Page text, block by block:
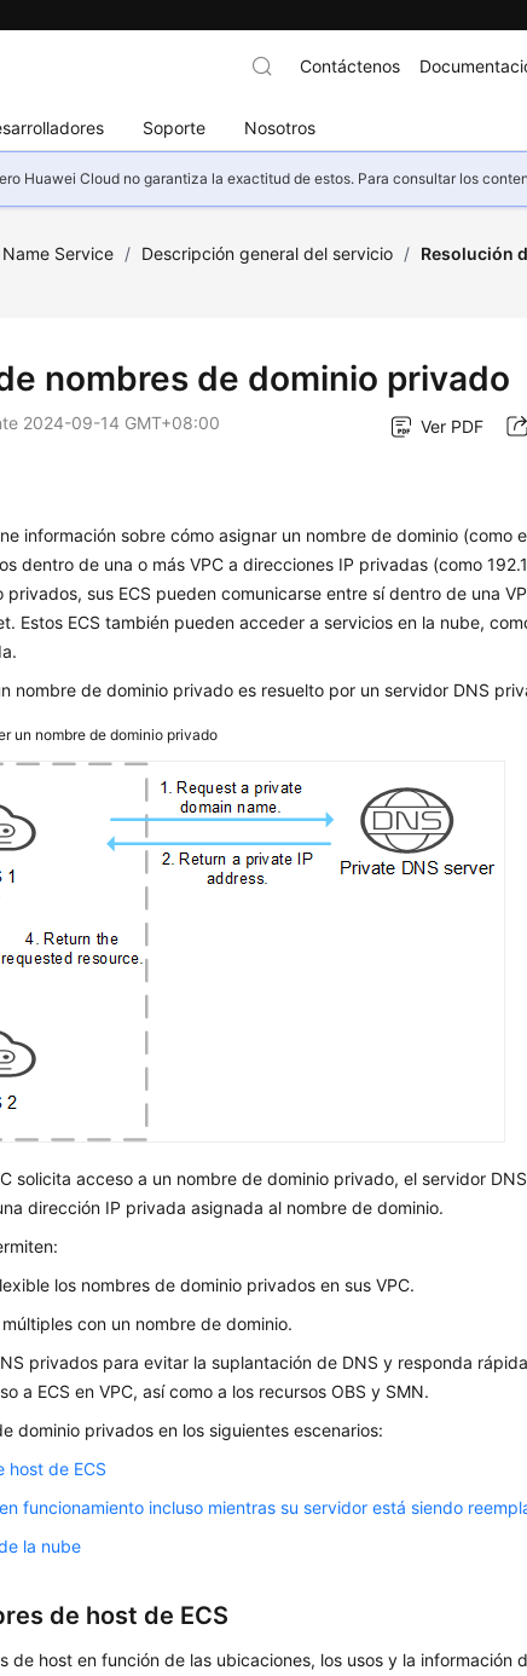
Soporte Nosotros
Contáctenos
Huawei Cloud no garantiza la exactitud de estos. Para consultar los
Service / Descripción general del servicio / Resolución
nombres de dominio privado
2024-09-14 GMT+08:00 Ver PDF
información sobre cómo asignar un nombre de dominio (como
dentro de una o más VPC a direcciones IP privadas (como
privados, sus ECS pueden comunicarse entre sí dentro de una
Estos ECS también pueden acceder a servicios en la nube,
nombre de dominio privado es resuelto por un servidor DNS
un nombre de dominio privado
solicita acceso a un nombre de dominio privado, el servidor
dirección IP privada asignada al nombre de dominio.
los nombres de dominio privados en sus VPC.
con un nombre de dominio.
privados para evitar la suplantación de DNS y responda
a ECS en VPC, así como a los recursos OBS y SMN.
dominio privados en los siguientes escenarios:
host de ECS
funcionamiento incluso mientras su servidor está siendo
la nube
de host de ECS
de host en función de las ubicaciones, los usos y la información